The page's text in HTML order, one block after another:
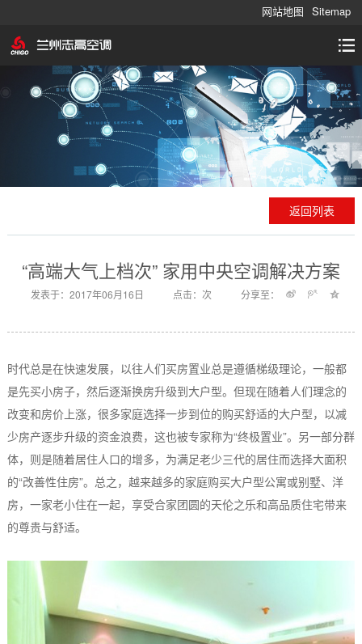
网站地图 Sitemap
返回列表
“高端大气上档次” 家用中央空调解决方案
发表于：2017年06月16日 点击：次 分享至：
时代总是在快速发展，以往人们买房置业总是遵循梯级理论，一般都
是先买小房子，然后逐渐换房升级到大户型。但现在随着人们理念的
改变和房价上涨，很多家庭选择一步到位的购买舒适的大户型，以减
少房产逐步升级的资金浪费，这也被专家称为“终极置业”。另一部分群
体，则是随着居住人口的增多，为满足老少三代的居住而选择大面积
的“改善性住房”。总之，越来越多的家庭购买大户型公寓或别墅、洋
房，一家老小住在一起，享受合家团圆的天伦之乐和高品质住宅带来
的尊贵与舒适。